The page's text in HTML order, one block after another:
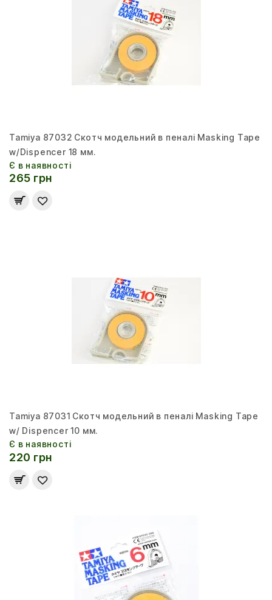
Tamiya 87032 Скотч модельний в пеналі Masking Tape
w/Dispencer 18 мм.
Є в наявності
265 грн
Tamiya 87031 Скотч модельний в пеналі Masking Tape
w/ Dispencer 10 мм.
Є в наявності
220 грн